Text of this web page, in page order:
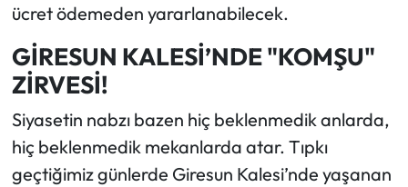
ücret ödemeden yararlanabilecek.
GİRESUN KALESİ’NDE "KOMŞU"
ZİRVESİ!
Siyasetin nabzı bazen hiç beklenmedik anlarda,
hiç beklenmedik mekanlarda atar. Tıpkı
geçtiğimiz günlerde Giresun Kalesi’nde yaşanan